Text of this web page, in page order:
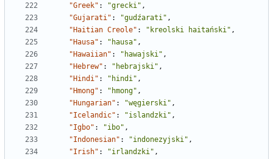
"Greek" : "grecki" ,
"Gujarati" : "gudźarati" ,
"Haitian Creole" : "kreolski haitański" ,
"Hausa" : "hausa" ,
"Hawaiian" : "hawajski" ,
"Hebrew" : "hebrajski" ,
"Hindi" : "hindi" ,
"Hmong" : "hmong" ,
"Hungarian" : "węgierski" ,
"Icelandic" : "islandzki" ,
"Igbo" : "ibo" ,
"Indonesian" : "indonezyjski" ,
"Irish" : "irlandzki" ,